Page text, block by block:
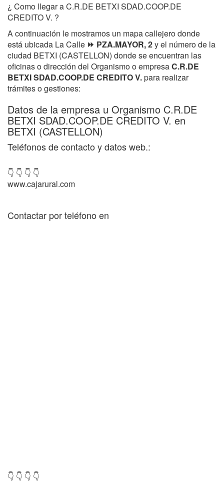
¿ Como llegar a C.R.DE BETXI SDAD.COOP.DE
CREDITO V. ?
A continuación le mostramos un mapa callejero donde
está ubicada La Calle ⏩ PZA.MAYOR, 2y el número de la
ciudad BETXI (CASTELLON) donde se encuentran las
oficinas o dirección del Organismo o empresaC.R.DE
BETXI SDAD.COOP.DE CREDITO V.para realizar
trámites o gestiones:
Datos de la empresa u Organismo C.R.DE
BETXI SDAD.COOP.DE CREDITO V. en
BETXI (CASTELLON)
Teléfonos de contacto y datos web.:
👇 👇 👇 👇
www.cajarural.com
Contactar por teléfono en
👇 👇 👇 👇